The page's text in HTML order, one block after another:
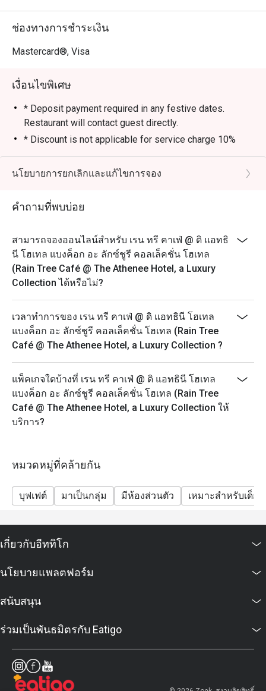
were too sweet.
สด้านนอก ให้คุณเลือกดื่ม รับประทานอาหาร ใกล้ๆ น้ำพุ ชม
บรรยากาศของถนนวิทยุ หรือจะเป็นพื้นที่สำหรับสูบบุหรี่ก็ได้
เช่นกัน
สัมผัสความหรูหราสไตล์ไทยร่วมสมัยที่ The Rain Tree Café
The Rain Tree Café เป็นการผสมผสานที่ลงตัวระหว่าง การ
ออกแบบสไตล์ไทยนีโอโคโลเนียลแบบร่วมสมัย ที่ให้ความ
รู้สึก หรูหราแต่แฝงไปด้วยความอบอุ่น บรรยากาศภายในได้
รับการออกแบบให้รับแสงธรรมชาติได้อย่างเต็มที่ สร้าง
อาหารเลิศรส & บริการเหนือระดับ
ที่ The Rain Tree Café แขกผู้มาเยือนจะได้ลิ้มลองเมนูอาหาร
ซึ่งรังสรรค์โดยทีมเชฟมากฝีมือ อีกทั้งยังมี บุฟเฟ่ต์ที่หลาก
หลาย พร้อมตัวเลือกเพื่อสุขภาพ เช่น มุมเครื่องดื่มน้ำผลไม้
สด ที่ให้แขกสามารถเลือกผักและผลไม้ได้เอง
อาหาร และแม้แต่โต๊ะที่นั่งประจำ ทำให้ทุกคนรู้สึกพิเศษและ
ประทับใจ
ทีมครัวนำโดย เชฟบิ๊ก (Chef Big) ซึ่งเป็นหัวหน้าทีมที่มี
ความหลงใหลในการทำอาหารอย่างแท้จริง แม้ในช่วงเวลา
ที่ร้านคึกคัก เชฟและทีมงานยังคงสร้างสรรค์อาหารอย่าง
พิถีพิถัน นอกจากนี้ เชฟยังสามารถปรับเมนูให้เหมาะกับ
ความต้องการพิเศษ ของลูกค้า ไม่ว่าจะเป็น อาหารมังสวิรัติ
"การมีอาการแพ้อาหารบางครั้งอาจเป็นเรื่องยาก แต่ที่ The
ครัวของเชฟบิ๊ก"
ต้องกลับมาเยือนอีกครั้ง
เมนูแนะนำ
ไข่สองฟองในแบบที่คุณชอบ
เทศย่างและแฮชบราวน์
ซีซาร์สลัด
เบคอนกรอบ พาร์เมซานชีส และขนมปังกระเทียมกรอบ
สลัดควินัว
ช่องทางการชำระเงิน
Mastercard®, Visa
เงื่อนไขพิเศษ
* Deposit payment required in any festive dates.
Restaurant will contact guest directly.
* Discount is not applicable for service charge 10%
Lunch Buffet (Monday – Saturday): 12:00 PM – 2:30
PM
Dinner Buffet (Daily): 6:00 PM – 10:00 PM
beverage packages or beverage a la carte orders.
All prices are in THB and are exclusive of VAT and
service charges unless otherwise indicated under
special conditions.
our famous seafood grand buffet. We take standards
for hygiene and cleanliness very seriously and are
taking additional steps to ensure the safety of our
guests and associates.
Thai scallops, pasta station, French Fine de Claire
oysters, shrimp, clams, Thai mussels, sea snails, blue
Thai Scallops, pasta station, French Fine De Claire
oysters, shrimp, clams, Thai mussels, sea snails, blue
swimmer crab, foie gras.
- Sunday Brunch will no longer serve lobster and will
- Due to availability and food rotation, some items
listed above may not be available on certain days.
The buffet does not include drinking water or other
FAQs
Athenee Hotel offer?
A: It features an international buffet with premium
seafood, Asian favourites, Western roasts, and
gourmet desserts.
นโยบายการยกเลิกและแก้ไขการจอง
คำถามที่พบบ่อย
สามารถจองออนไลน์สำหรับ เรน ทรี คาเฟ่ @ ดิ แอทธิ
นี โฮเทล แบงค็อก อะ ลักซ์ชูรี คอลเล็คชั่น โฮเทล
(Rain Tree Café @ The Athenee Hotel, a Luxury
Collection ได้หรือไม่?
เวลาทำการของ เรน ทรี คาเฟ่ @ ดิ แอทธินี โฮเทล
แบงค็อก อะ ลักซ์ชูรี คอลเล็คชั่น โฮเทล (Rain Tree
Café @ The Athenee Hotel, a Luxury Collection ?
แพ็คเกจใดบ้างที่ เรน ทรี คาเฟ่ @ ดิ แอทธินี โฮเทล
แบงค็อก อะ ลักซ์ชูรี คอลเล็คชั่น โฮเทล (Rain Tree
Café @ The Athenee Hotel, a Luxury Collection ให้
บริการ?
หมวดหมู่ที่คล้ายกัน
บุฟเฟต์ มาเป็นกลุ่ม มีห้องส่วนตัว เหมาะสำหรับเด็ก
เกี่ยวกับอีททิโก
นโยบายแพลตฟอร์ม
สนับสนุน
ร่วมเป็นพันธมิตรกับ Eatigo